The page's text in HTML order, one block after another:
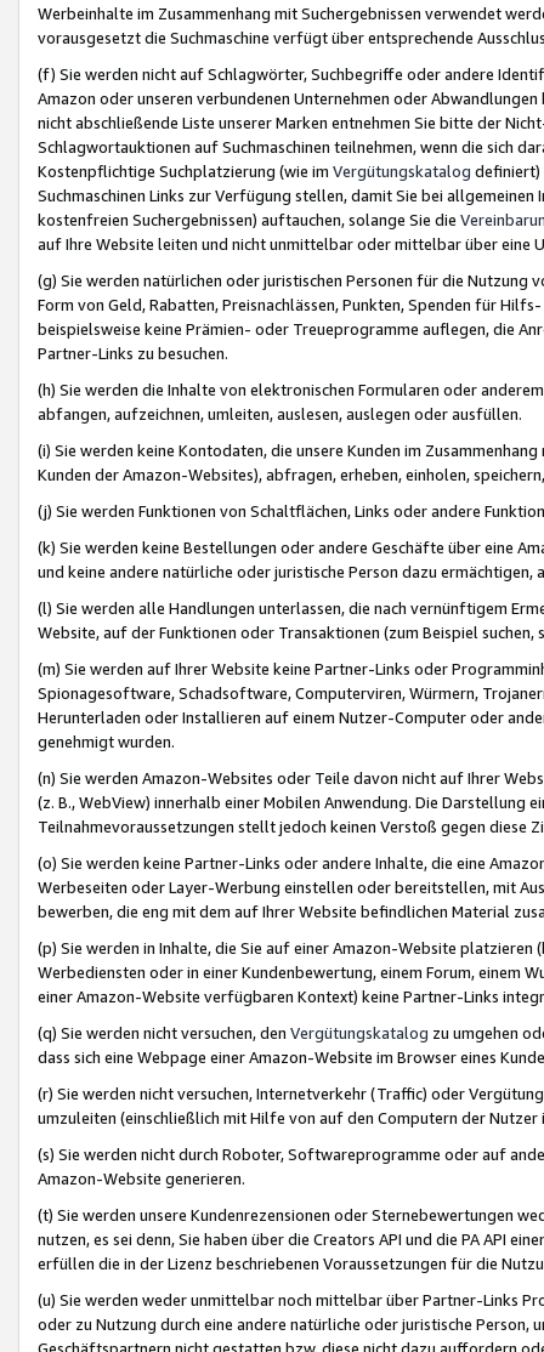
Werbeinhalte im Zusammenhang mit Suchergebnissen verwendet
vorausgesetzt die Suchmaschine verfügt über entsprechende
(f) Sie werden nicht auf Schlagwörter, Suchbegriffe oder andere
Amazon oder unseren verbundenen Unternehmen oder
nicht abschließende Liste unserer Marken entnehmen Sie bitte der
Schlagwortauktionen auf Suchmaschinen teilnehmen, wenn die sich
Kostenpflichtige Suchplatzierung (wie im Vergütungskatalog definiert)
Suchmaschinen Links zur Verfügung stellen, damit Sie bei
kostenfreien Suchergebnissen) auftauchen, solange Sie die
auf Ihre Website leiten und nicht unmittelbar oder mittelbar über eine
(g) Sie werden natürlichen oder juristischen Personen für die Nutzung
Form von Geld, Rabatten, Preisnachlässen, Punkten, Spenden für
beispielsweise keine Prämien- oder Treueprogramme auflegen, die
Partner-Links zu besuchen.
(h) Sie werden die Inhalte von elektronischen Formularen oder
abfangen, aufzeichnen, umleiten, auslesen, auslegen oder ausfüllen.
(i) Sie werden keine Kontodaten, die unsere Kunden im
Kunden der Amazon-Websites), abfragen, erheben, einholen,
(j) Sie werden Funktionen von Schaltflächen, Links oder andere
(k) Sie werden keine Bestellungen oder andere Geschäfte über eine
und keine andere natürliche oder juristische Person dazu
(l) Sie werden alle Handlungen unterlassen, die nach vernünftigem
Website, auf der Funktionen oder Transaktionen (zum Beispiel
(m) Sie werden auf Ihrer Website keine Partner-Links oder
Spionagesoftware, Schadsoftware, Computerviren, Würmern,
Herunterladen oder Installieren auf einem Nutzer-Computer oder
genehmigt wurden.
(n) Sie werden Amazon-Websites oder Teile davon nicht auf Ihrer
(z. B., WebView) innerhalb einer Mobilen Anwendung. Die Darstellung
Teilnahmevoraussetzungen stellt jedoch keinen Verstoß gegen diese
(o) Sie werden keine Partner-Links oder andere Inhalte, die eine
Werbeseiten oder Layer-Werbung einstellen oder bereitstellen, mit
bewerben, die eng mit dem auf Ihrer Website befindlichen Material
(p) Sie werden in Inhalte, die Sie auf einer Amazon-Website
Werbediensten oder in einer Kundenbewertung, einem Forum, einem
einer Amazon-Website verfügbaren Kontext) keine Partner-Links
(q) Sie werden nicht versuchen, den Vergütungskatalog zu umgehen
dass sich eine Webpage einer Amazon-Website im Browser eines
(r) Sie werden nicht versuchen, Internetverkehr (Traffic) oder
umzuleiten (einschließlich mit Hilfe von auf den Computern der
(s) Sie werden nicht durch Roboter, Softwareprogramme oder auf
Amazon-Website generieren.
(t) Sie werden unsere Kundenrezensionen oder Sternebewertungen
nutzen, es sei denn, Sie haben über die Creators API und die PA API
erfüllen die in der Lizenz beschriebenen Voraussetzungen für die
(u) Sie werden weder unmittelbar noch mittelbar über Partner-Links
oder zu Nutzung durch eine andere natürliche oder juristische
Geschäftspartnern nicht gestatten bzw. diese nicht dazu auffordern